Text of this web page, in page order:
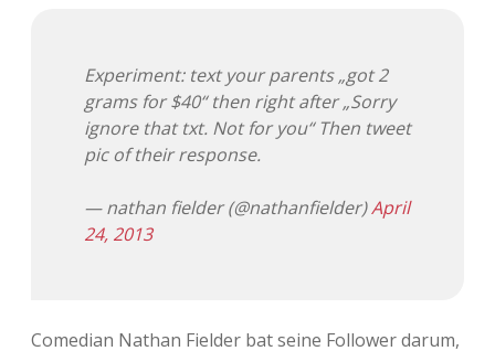
Täglicher Sinnwahn
Visuelles
Adventskalender 2012
Adventskalender 2013
Adventskalender 2017
Experiment: text your parents „got 2
grams for $40“ then right after „Sorry
ignore that txt. Not for you“ Then tweet
pic of their response.
— nathan fielder (@nathanfielder)April
24, 2013
Comedian Nathan Fielder bat seine Follower darum,